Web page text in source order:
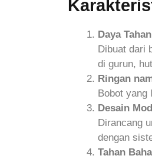
Daya
Dibuat dari
di gurun,
Ringan
Bobot yang
Desain
Dirancang
dengan
Tahan